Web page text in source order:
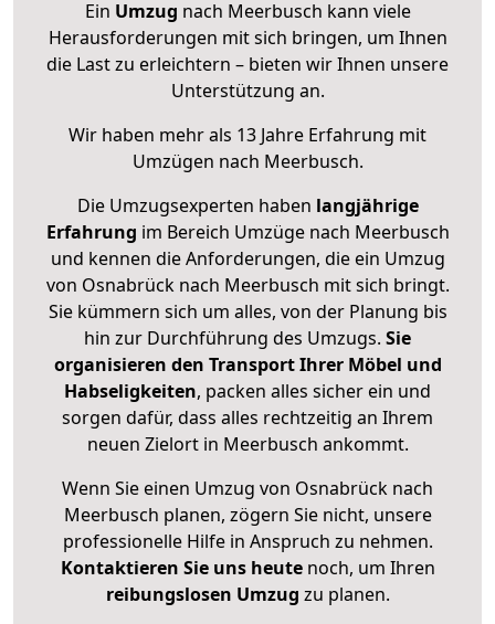
Ein Umzug nach Meerbusch kann viele
Herausforderungen mit sich bringen, um Ihnen
die Last zu erleichtern – bieten wir Ihnen unsere
Unterstützung an.
Wir haben mehr als 13 Jahre Erfahrung mit
Umzügen nach Meerbusch.
Die Umzugsexperten haben langjährige
Erfahrung im Bereich Umzüge nach Meerbusch
und kennen die Anforderungen, die ein Umzug
von Osnabrück nach Meerbusch mit sich bringt.
Sie kümmern sich um alles, von der Planung bis
hin zur Durchführung des Umzugs. Sie
organisieren den Transport Ihrer Möbel und
Habseligkeiten, packen alles sicher ein und
sorgen dafür, dass alles rechtzeitig an Ihrem
neuen Zielort in Meerbusch ankommt.
Wenn Sie einen Umzug von Osnabrück nach
Meerbusch planen, zögern Sie nicht, unsere
professionelle Hilfe in Anspruch zu nehmen.
Kontaktieren Sie uns heutenoch, um Ihren
reibungslosen Umzug zu planen.